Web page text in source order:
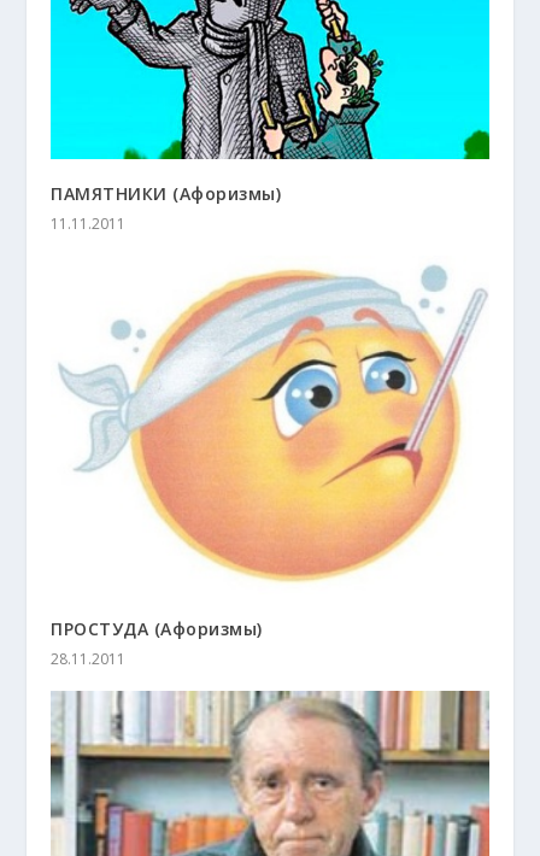
ПАМЯТНИКИ (Афоризмы)
11.11.2011
ПРОСТУДА (Афоризмы)
28.11.2011